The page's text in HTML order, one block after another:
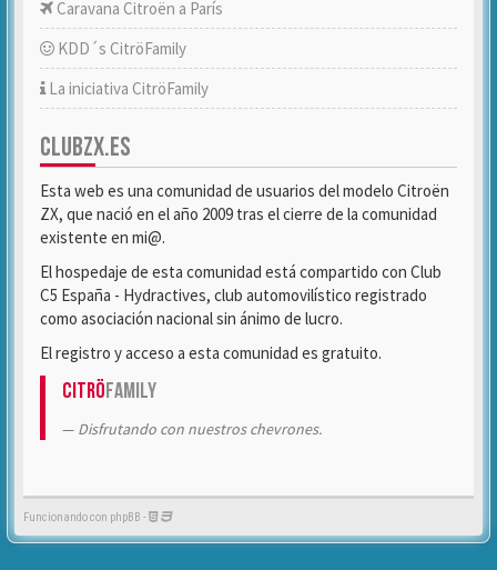
Caravana Citroën a París
KDD´s CitröFamily
La iniciativa CitröFamily
CLUBZX.ES
Esta web es una comunidad de usuarios del modelo Citroën
ZX, que nació en el año 2009 tras el cierre de la comunidad
existente en mi@.
El hospedaje de esta comunidad está compartido con Club
C5 España - Hydractives, club automovilístico registrado
como asociación nacional sin ánimo de lucro.
El registro y acceso a esta comunidad es gratuito.
CitröFamily
Disfrutando con nuestros chevrones.
Funcionando con phpBB -